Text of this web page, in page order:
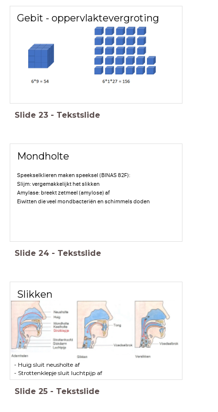
Gebit - oppervlaktevergroting
Slide 23 - Tekstslide
Mondholte
Speekselklieren maken speeksel (BINAS 82F):
Slijm: vergemakkelijkt het slikken
Amylase: breekt zetmeel (amylose) af
Eiwitten die veel mondbacteriën en schimmels doden
Slide 24 - Tekstslide
Slikken
- Huig sluit neusholte af
- Strottenklepje sluit luchtpijp af
Slide 25 - Tekstslide